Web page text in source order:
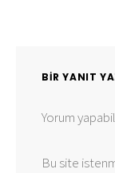
BIR YANIT
Yorum
Bu site